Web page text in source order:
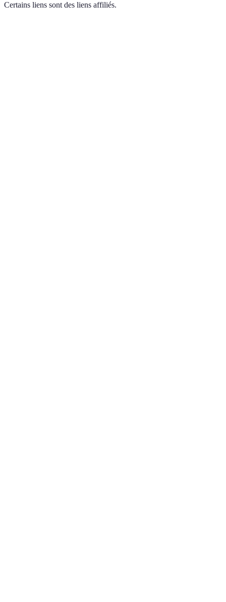
Certains liens sont des liens affiliés.